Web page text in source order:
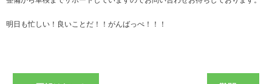
明日も忙しい！良いことだ！！がんばっぺ！！！